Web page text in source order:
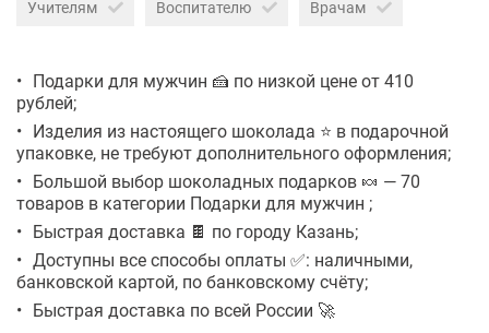
Учителям Воспитателю Врачам
Подарки для мужчин 🍰 по низкой цене от 410
рублей;
Изделия из настоящего шоколада ⭐ в подарочной
упаковке, не требуют дополнительного оформления;
Большой выбор шоколадных подарков 🍬 — 70
товаров в категории Подарки для мужчин ;
Быстрая доставка 🍫 по городу Казань;
Доступны все способы оплаты ✅: наличными,
банковской картой, по банковскому счёту;
Быстрая доставка по всей России 🚀